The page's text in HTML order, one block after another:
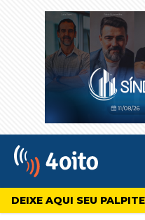
4oito
DEIXE AQUI SEU